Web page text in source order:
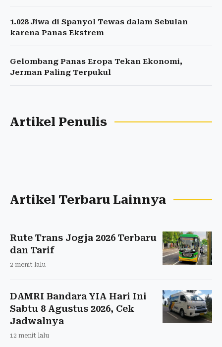
1.028 Jiwa di Spanyol Tewas dalam Sebulan
karena Panas Ekstrem
Gelombang Panas Eropa Tekan Ekonomi,
Jerman Paling Terpukul
Artikel Penulis
Artikel Terbaru Lainnya
Rute Trans Jogja 2026 Terbaru
dan Tarif
2 menit lalu
DAMRI Bandara YIA Hari Ini
Sabtu 8 Agustus 2026, Cek
Jadwalnya
12 menit lalu